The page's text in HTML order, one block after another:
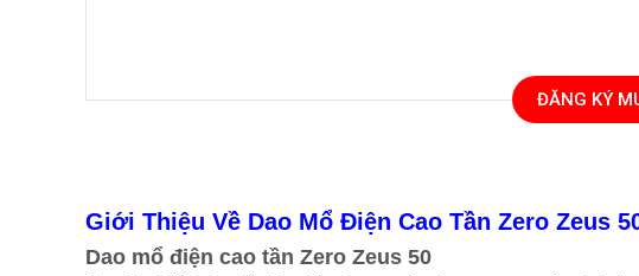
ĐĂNG KÝ
Giới Thiệu Về Dao Mổ Điện Cao Tần Zero Zeus
Dao mổ điện cao tần Zero Zeus 50